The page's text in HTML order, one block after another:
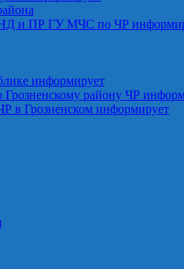
и ПР ГУ МЧС по ЧР
информирует
району ЧР
в Грозненском информирует